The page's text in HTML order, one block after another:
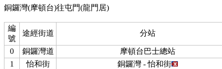
銅鑼灣(摩頓台)往屯門(龍門居)
編
號
途經街道 分站
0 銅鑼灣道
摩頓台巴士總站
1
怡和街
銅鑼灣 - 怡和街